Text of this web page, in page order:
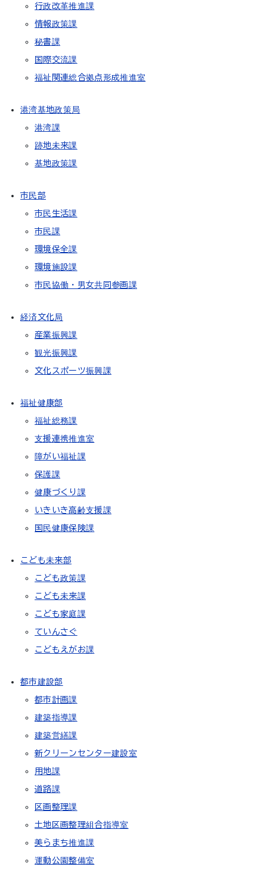
行政改革推進課
情報政策課
秘書課
国際交流課
福祉関連総合拠点形成推進室
港湾基地政策局
港湾課
跡地未来課
基地政策課
市民部
市民生活課
市民課
環境保全課
環境施設課
市民協働・男女共同参画課
経済文化局
産業振興課
観光振興課
文化スポーツ振興課
福祉健康部
福祉総務課
支援連携推進室
障がい福祉課
保護課
健康づくり課
いきいき高齢支援課
国民健康保険課
こども未来部
こども政策課
こども未来課
こども家庭課
ていんさぐ
こどもえがお課
都市建設部
都市計画課
建築指導課
建築営繕課
新クリーンセンター建設室
用地課
道路課
区画整理課
土地区画整理組合指導室
美らまち推進課
運動公園整備室